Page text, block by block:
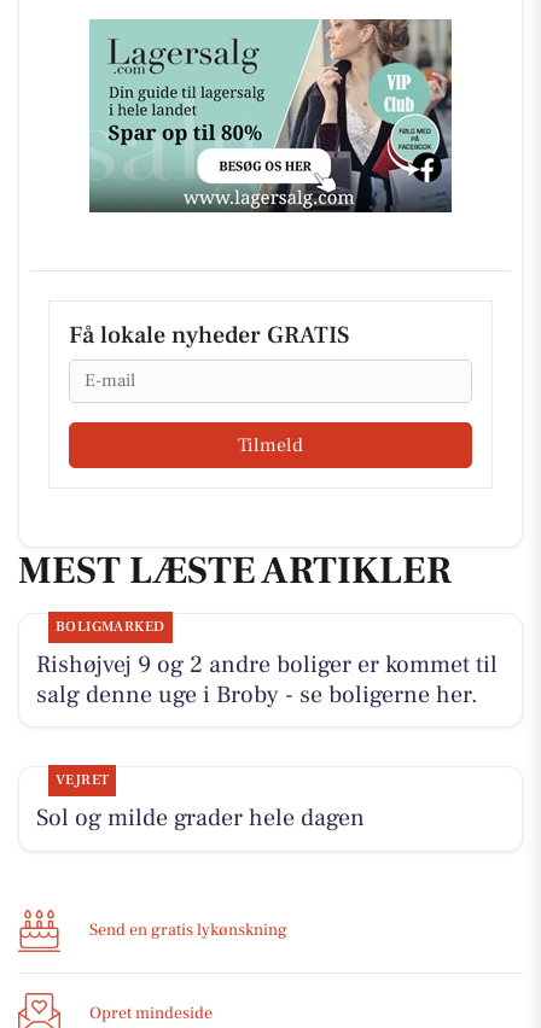
Få lokale nyheder GRATIS
Email
Tilmeld
MEST LÆSTE ARTIKLER
BOLIGMARKED
Rishøjvej 9 og 2 andre boliger er kommet til
salg denne uge i Broby - se boligerne her.
VEJRET
Sol og milde grader hele dagen
Send en gratis lykønskning
Opret mindeside